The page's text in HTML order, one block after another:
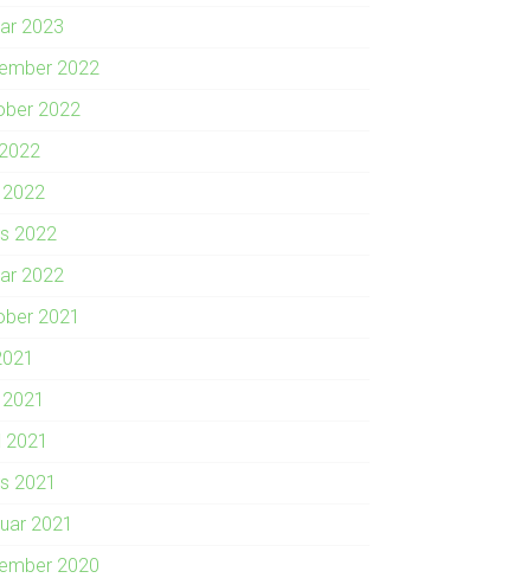
2023
2022
2022
2022
2022
2021
2021
2021
2021
2020